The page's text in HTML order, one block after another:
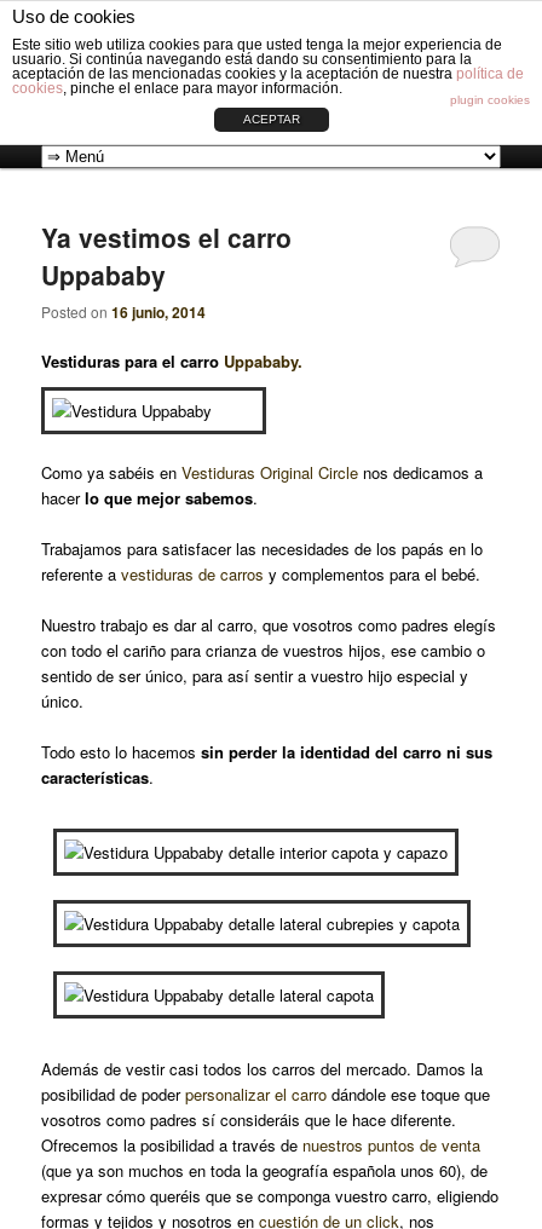
Uso de cookies
Este sitio web utiliza cookies para que usted tenga la mejor experiencia de
usuario. Si continúa navegando está dando su consentimiento para la
aceptación de las mencionadas cookies y la aceptación de nuestra política de
cookies, pinche el enlace para mayor información.
plugin cookies
ACEPTAR
VESTIDURAS ORIGINAL CIRCLE
Fabricación de vestiduras para carros de Bebé: Fundas, Sacos, Capotas,
Capazos, Sombrillas, Bolsos y Grupos cero.
principal
Ir
contenido
principal
Ir
contenido
secundario
Ya vestimos el carro
Uppababy
Posted on16 junio, 2014
Vestiduras para el carro Uppababy.
Como ya sabéis enVestiduras Original Circle nos dedicamos a
hacerlo que mejor sabemos.
Trabajamos para satisfacer las necesidades de los papás en lo
referente avestiduras de carros y complementos para el bebé.
Nuestro trabajo es dar al carro, que vosotros como padres elegís
con todo el cariño para crianza de vuestros hijos, ese cambio o
sentido de ser único, para así sentir a vuestro hijo especial y
único.
Todo esto lo hacemossin perder la identidad del carro ni sus
características.
Además de vestir casi todos los carros del mercado. Damos la
posibilidad de poderpersonalizar el carro dándole ese toque que
vosotros como padres sí consideráis que le hace diferente.
Ofrecemos la posibilidad a través de nuestros puntos de venta
(que ya son muchos en toda la geografía española unos 60), de
expresar cómo queréis que se componga vuestro carro, eligiendo
formas y tejidos y nosotros encuestión de un click, nos